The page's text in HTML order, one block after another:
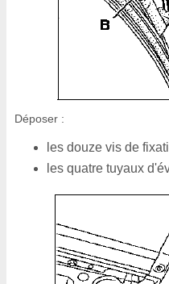
Déposer :
les douze vis de
les quatre tuyaux